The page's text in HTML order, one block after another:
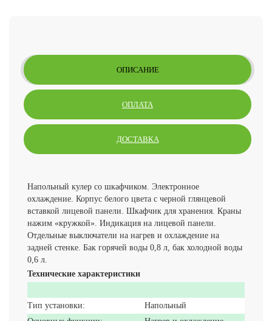
ОПИСАНИЕ
ОПЛАТА
ДОСТАВКА
Напольный кулер со шкафчиком. Электронное
охлаждение. Корпус белого цвета с черной глянцевой
вставкой лицевой панели. Шкафчик для хранения. Краны
нажим «кружкой». Индикация на лицевой панели.
Отдельные выключатели на нагрев и охлаждение на
задней стенке. Бак горячей воды 0,8 л, бак холодной воды
0,6 л.
Технические характеристики
Тип установки:
Напольный